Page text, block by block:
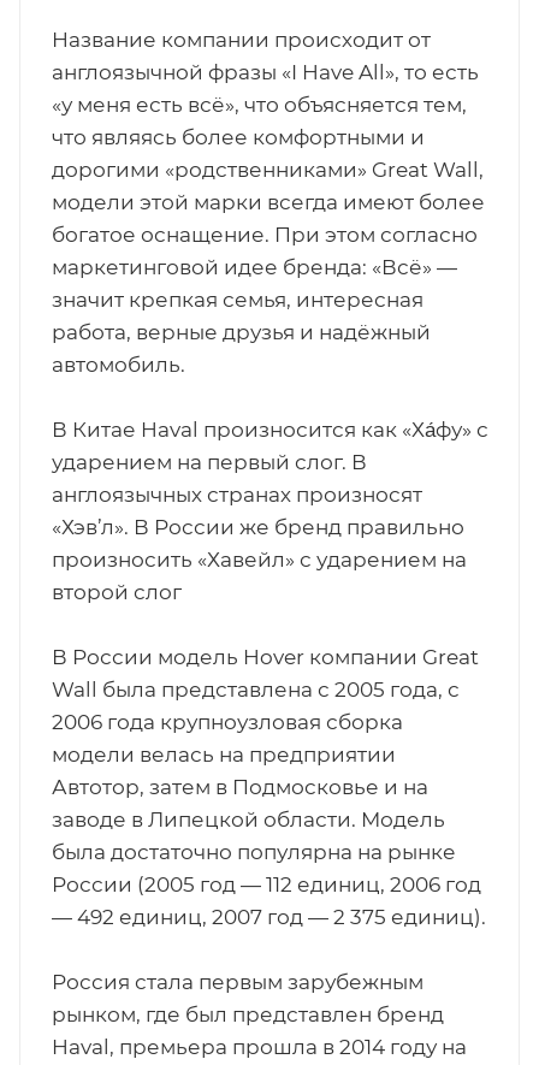
Название компании происходит от
англоязычной фразы «I Have All», то есть
«у меня есть всё», что объясняется тем,
что являясь более комфортными и
дорогими «родственниками» Great Wall,
модели этой марки всегда имеют более
богатое оснащение. При этом согласно
маркетинговой идее бренда: «Всё» —
значит крепкая семья, интересная
работа, верные друзья и надёжный
автомобиль.
В Китае Haval произносится как «Ха́фу» с
ударением на первый слог. В
англоязычных странах произносят
«Хэв’л». В России же бренд правильно
произносить «Хавейл» с ударением на
второй слог
В России модель Hover компании Great
Wall была представлена с 2005 года, с
2006 года крупноузловая сборка
модели велась на предприятии
Автотор, затем в Подмосковье и на
заводе в Липецкой области. Модель
была достаточно популярна на рынке
России (2005 год — 112 единиц, 2006 год
— 492 единиц, 2007 год — 2 375 единиц).
Россия стала первым зарубежным
рынком, где был представлен бренд
Haval, премьера прошла в 2014 году на